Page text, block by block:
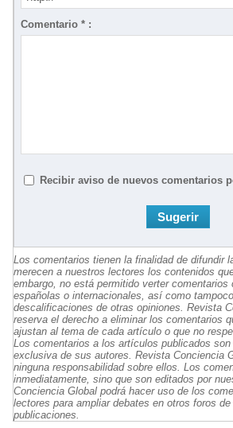
Comentario * :
Recibir aviso de nuevos comentarios
Los comentarios tienen la finalidad de difundir
merecen a nuestros lectores los contenidos
embargo, no está permitido verter comentarios
españolas o internacionales, así como
descalificaciones de otras opiniones. Revista
reserva el derecho a eliminar los comentarios
ajustan al tema de cada artículo o que no
Los comentarios a los artículos publicados son
exclusiva de sus autores. Revista Conciencia
ninguna responsabilidad sobre ellos. Los
inmediatamente, sino que son editados por
Conciencia Global podrá hacer uso de los
lectores para ampliar debates en otros foros
publicaciones.